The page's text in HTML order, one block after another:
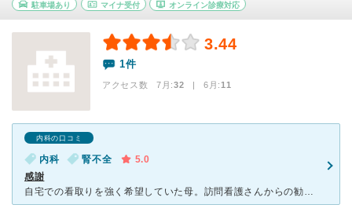
駐車場あり マイナ受付 オンライン診療対応
3.44
1件
アクセス数 7月:32 | 6月:11
内科の口コミ
内科 腎不全
5.0
感謝
自宅での看取りを強く希望していた母。訪問看護さんからの勧めがあり訪問診療に切り替えましたが状態は悪化する一方で、姉や私、サポートしてくれていた方々の不信感がつのり、藁にもすがる思いで壷井先生にお願いし